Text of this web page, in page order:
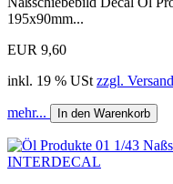
195x90mm...
EUR 9,60
inkl. 19 % USt zzgl.
mehr... In den Warenkorb